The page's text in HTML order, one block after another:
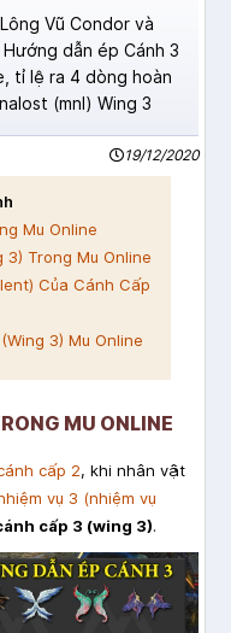
Vũ Condor và
dẫn ép Cánh 3
tỉ lệ ra 4 dòng hoàn
(mnl) Wing 3
19/12/2020
Mu Online
3) Trong Mu Online
Của Cánh Cấp
3) Mu Online
MU ONLINE
cấp 2, khi nhân vật
vụ 3 (nhiệm vụ
cấp 3 (wing 3).